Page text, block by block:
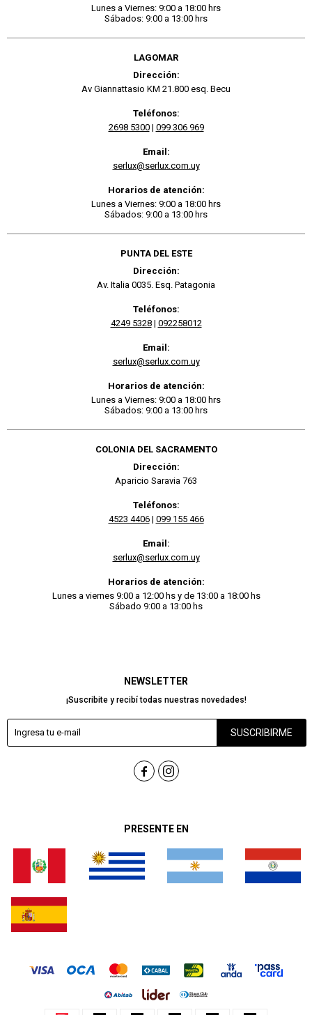
PRESENTE EN
NEWSLETTER
¡Suscribite y recibí todas nuestras novedades!
SUSCRIBIRME
 
Lunes a Viernes: 9:00 a 18:00 hrs
Sábados: 9:00 a 13:00 hrs
LAGOMAR
Dirección:
Av Giannattasio KM 21.800 esq. Becu
Teléfonos:
2698 5300| 099 306 969
Email:
serlux@serlux.com.uy
Horarios de atención:
Lunes a Viernes: 9:00 a 18:00 hrs
Sábados: 9:00 a 13:00 hrs
PUNTA DEL ESTE
Dirección:
Av. Italia 0035. Esq. Patagonia
Teléfonos:
4249 5328| 092258012
Email:
serlux@serlux.com.uy
Horarios de atención:
Lunes a Viernes: 9:00 a 18:00 hrs
Sábados: 9:00 a 13:00 hrs
COLONIA DEL SACRAMENTO
Dirección:
Aparicio Saravia 763
Teléfonos:
4523 4406| 099 155 466
Email:
serlux@serlux.com.uy
Horarios de atención:
Lunes a viernes 9:00 a 12:00 hs y de 13:00 a 18:00 hs
Sábado 9:00 a 13:00 hs